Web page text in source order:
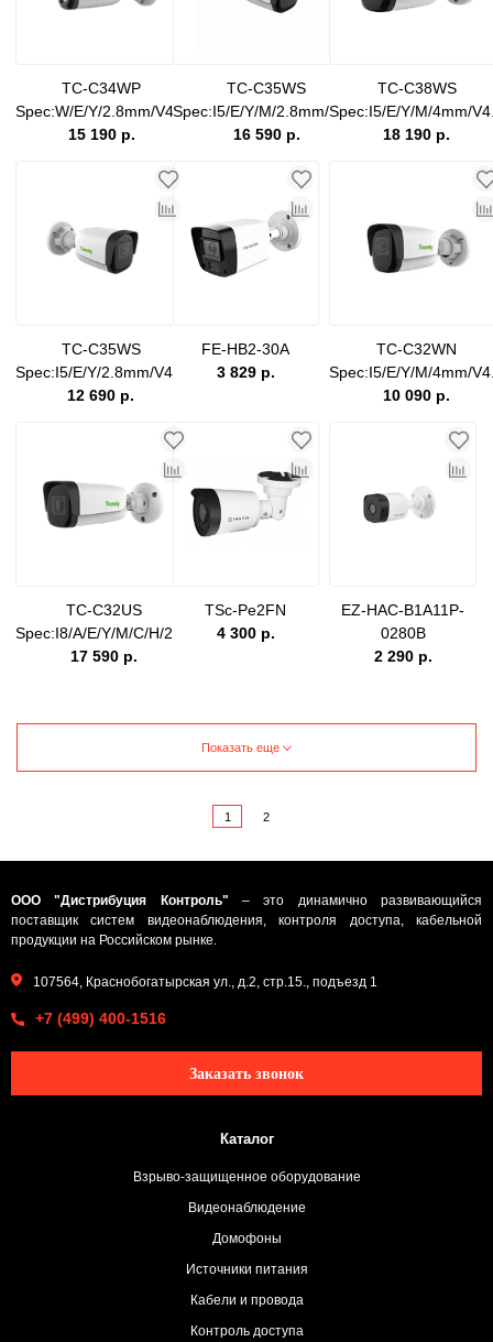
TC-C34WP
Spec:W/E/Y/2.8mm/V4.0
15 190 р.
TC-C35WS
Spec:I5/E/Y/M/2.8mm/V4.0
16 590 р.
TC-C38WS
Spec:I5/E/Y/M/4mm/
18 190 р.
TC-C35WS
Spec:I5/E/Y/2.8mm/V4.0
12 690 р.
FE-HB2-30A
3 829 р.
TC-C32WN
Spec:I5/E/Y/M/4mm/
10 090 р.
TC-C32US
Spec:I8/A/E/Y/M/C/H/2.7-
13.5mm/V4.0
17 590 р.
TSc-Pe2FN
4 300 р.
EZ-HAC-B1A11P-
0280B
2 290 р.
Показать еще
1 2
ООО "Дистрибуция Контроль" – это динамично развивающийся
поставщик систем видеонаблюдения, контроля доступа, кабельной
продукции на Российском рынке.
107564, Краснобогатырская ул., д.2, стр.15., подъезд 1
+7 (499) 400-1516
Заказать звонок
Каталог
Взрыво-защищенное оборудование
Видеонаблюдение
Домофоны
Источники питания
Кабели и провода
Контроль доступа